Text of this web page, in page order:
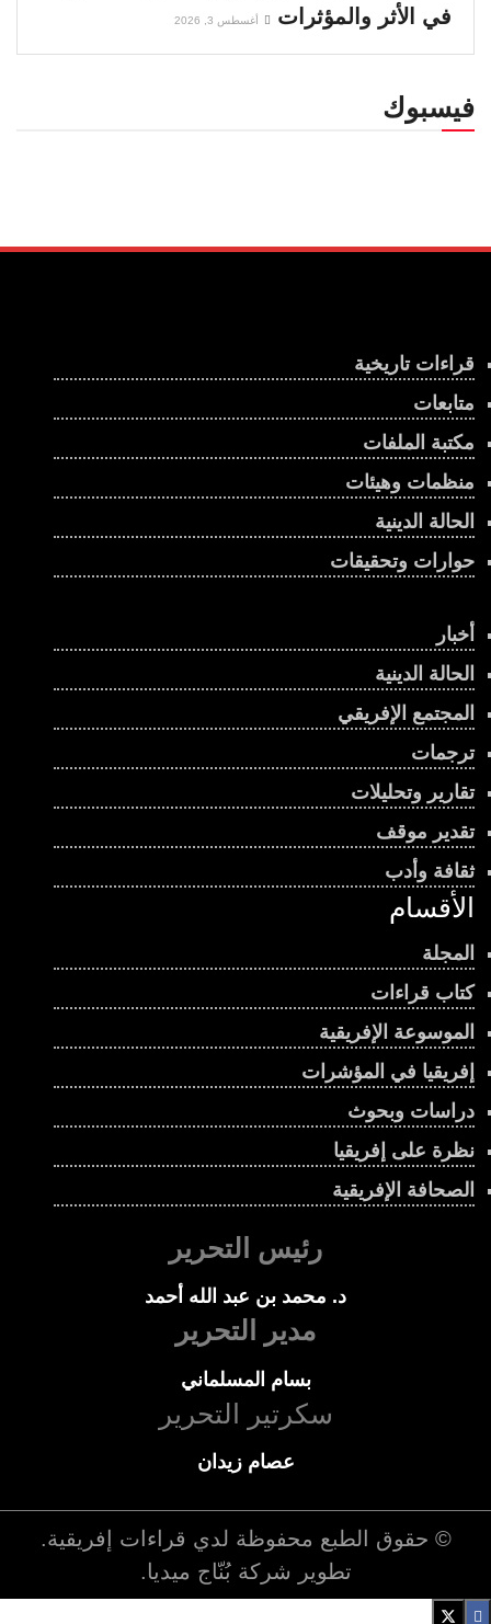
في الأثر والمؤثرات
أغسطس 3, 2026
فيسبوك
قراءات تاريخية
متابعات
مكتبة الملفات
منظمات وهيئات
الحالة الدينية
حوارات وتحقيقات
أخبار
الحالة الدينية
المجتمع الإفريقي
ترجمات
تقارير وتحليلات
تقدير موقف
ثقافة وأدب
الأقسام
المجلة
كتاب قراءات
الموسوعة الإفريقية
إفريقيا في المؤشرات
دراسات وبحوث
نظرة على إفريقيا
الصحافة الإفريقية
رئيس التحرير
د. محمد بن عبد الله أحمد
مدير التحرير
بسام المسلماني
سكرتير التحرير
عصام زيدان
© حقوق الطبع محفوظة لدي قراءات إفريقية.
تطوير شركةبُنّاج ميديا.